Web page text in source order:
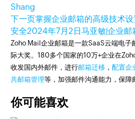
Shang
下一页掌握企业邮箱的高级技术
安全2024年7月2日马亚敏|企业邮
Zoho Mail企业邮箱是一款SaaS云端电子
际大奖。180多个国家的10万+企业在
收发国内外邮件，进行邮箱迁移 ，配置企
共邮箱管理等，加强邮件沟通能力，保障
你可能喜欢